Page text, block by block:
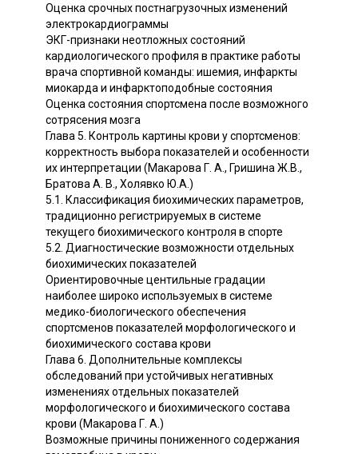
Оценка срочных постнагрузочных изменений
электрокардиограммы
ЭКГ-признаки неотложных состояний
кардиологического профиля в практике работы
врача спортивной команды: ишемия, инфаркты
миокарда и инфарктоподобные состояния
Оценка состояния спортсмена после возможного
сотрясения мозга
Глава 5. Контроль картины крови у спортсменов:
корректность выбора показателей и особенности
их интерпретации (Макарова Г. А., Гришина Ж.В.,
Братова А. В., Холявко Ю.А.)
5.1. Классификация биохимических параметров,
традиционно регистрируемых в системе
текущего биохимического контроля в спорте
5.2. Диагностические возможности отдельных
биохимических показателей
Ориентировочные центильные градации
наиболее широко используемых в системе
медико-биологического обеспечения
спортсменов показателей морфологического и
биохимического состава крови
Глава 6. Дополнительные комплексы
обследований при устойчивых негативных
изменениях отдельных показателей
морфологического и биохимического состава
крови (Макарова Г. А.)
Возможные причины пониженного содержания